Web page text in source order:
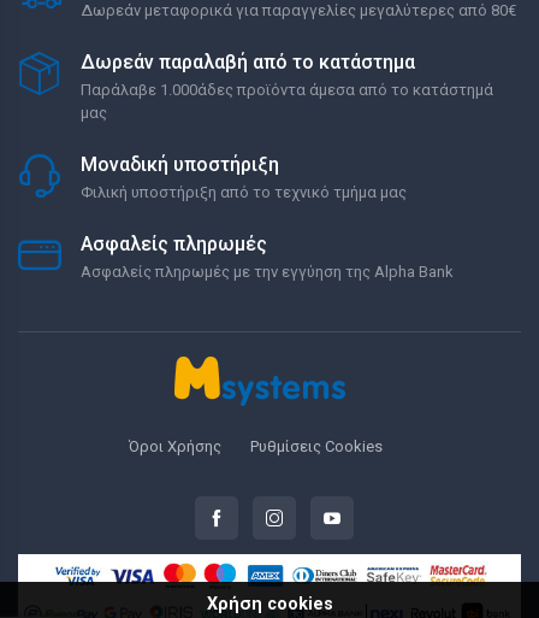
Δωρεάν μεταφορικά για παραγγελίες μεγαλύτερες από 80€
Δωρεάν παραλαβή από το κατάστημα
Παράλαβε 1.000άδες προϊόντα άμεσα από το κατάστημά
μας
Μοναδική υποστήριξη
Φιλική υποστήριξη από το τεχνικό τμήμα μας
Ασφαλείς πληρωμές
Ασφαλείς πληρωμές με την εγγύηση της Alpha Bank
Όροι Χρήσης Ρυθμίσεις Cookies
Χρήση cookies